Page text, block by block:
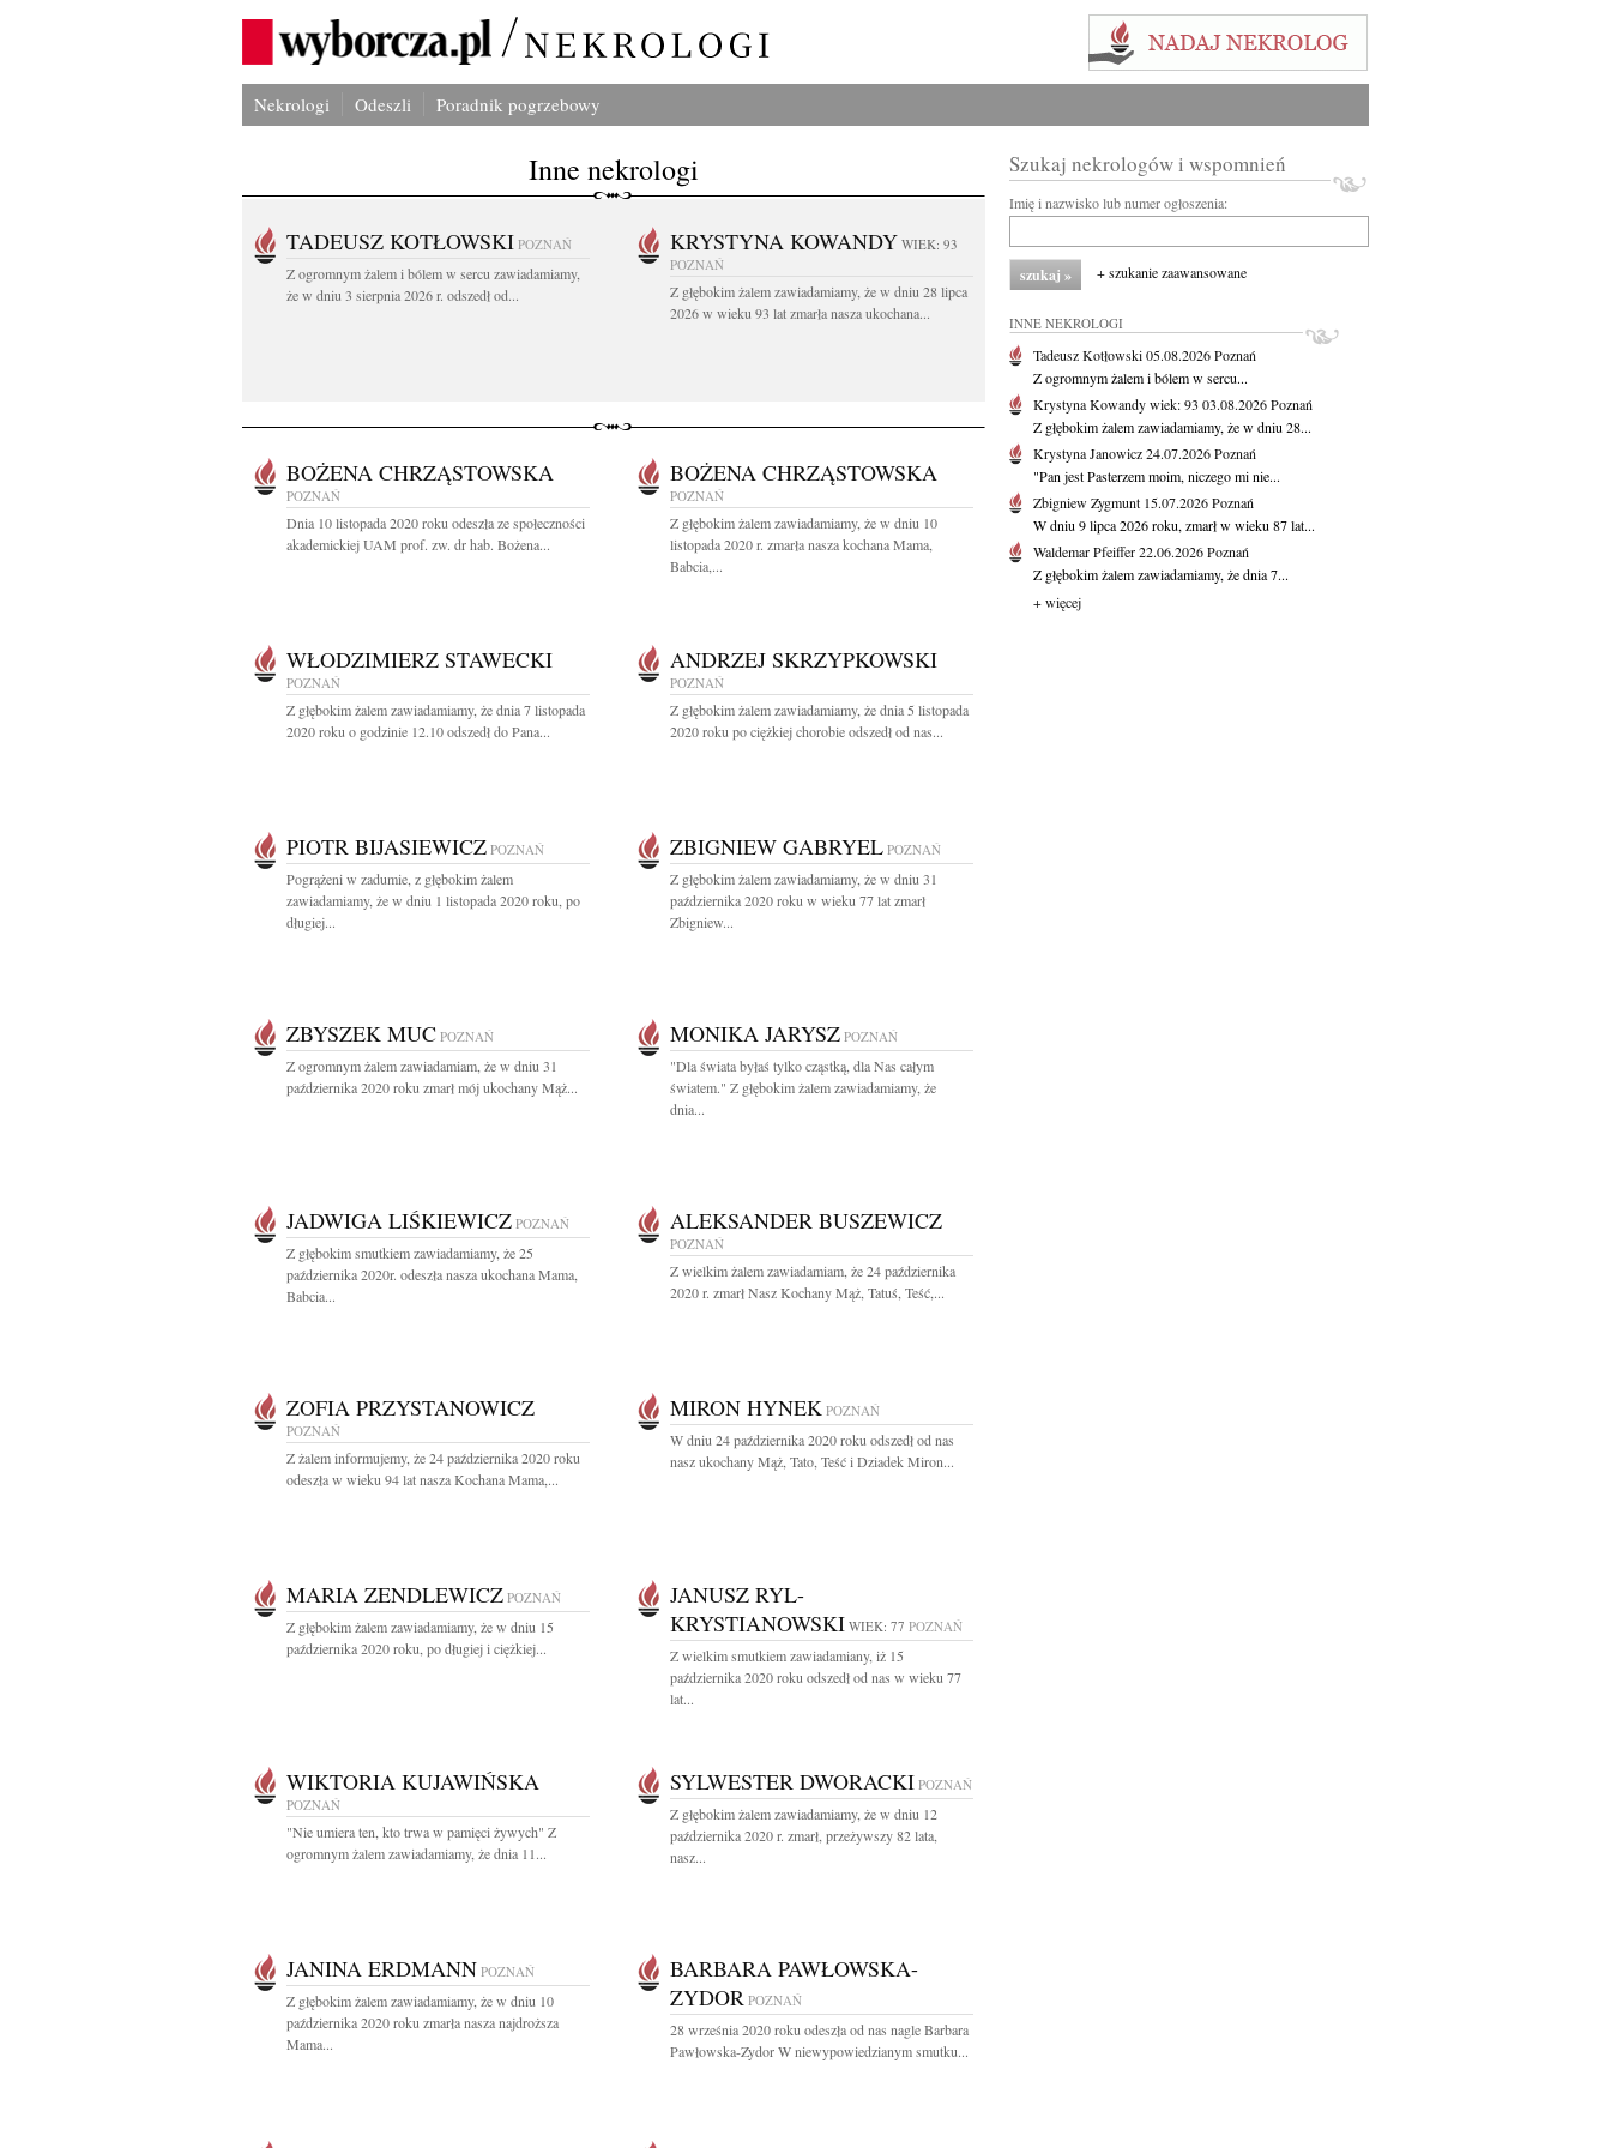
Nekrologi Odeszli Poradnik pogrzebowy
Inne nekrologi
TADEUSZ KOTŁOWSKI POZNAŃ
Z ogromnym żalem i bólem w sercu zawiadamiamy,
że w dniu 3 sierpnia 2026 r. odszedł od...
KRYSTYNA KOWANDY WIEK: 93
POZNAŃ
Z głębokim żalem zawiadamiamy, że w dniu 28 lipca
2026 w wieku 93 lat zmarła nasza ukochana...
BOŻENA CHRZĄSTOWSKA
POZNAŃ
Dnia 10 listopada 2020 roku odeszła ze społeczności
akademickiej UAM prof. zw. dr hab. Bożena...
BOŻENA CHRZĄSTOWSKA
POZNAŃ
Z głębokim żalem zawiadamiamy, że w dniu 10
listopada 2020 r. zmarła nasza kochana Mama,
Babcia,...
WŁODZIMIERZ STAWECKI
POZNAŃ
Z głębokim żalem zawiadamiamy, że dnia 7 listopada
2020 roku o godzinie 12.10 odszedł do Pana...
ANDRZEJ SKRZYPKOWSKI
POZNAŃ
Z głębokim żalem zawiadamiamy, że dnia 5 listopada
2020 roku po ciężkiej chorobie odszedł od nas...
PIOTR BIJASIEWICZ POZNAŃ
Pogrążeni w zadumie, z głębokim żalem
zawiadamiamy, że w dniu 1 listopada 2020 roku, po
długiej...
ZBIGNIEW GABRYEL POZNAŃ
Z głębokim żalem zawiadamiamy, że w dniu 31
października 2020 roku w wieku 77 lat zmarł
Zbigniew...
ZBYSZEK MUC POZNAŃ
Z ogromnym żalem zawiadamiam, że w dniu 31
października 2020 roku zmarł mój ukochany Mąż...
MONIKA JARYSZ POZNAŃ
"Dla świata byłaś tylko cząstką, dla Nas całym
światem." Z głębokim żalem zawiadamiamy, że
dnia...
JADWIGA LIŚKIEWICZ POZNAŃ
Z głębokim smutkiem zawiadamiamy, że 25
października 2020r. odeszła nasza ukochana Mama,
Babcia...
ALEKSANDER BUSZEWICZ
POZNAŃ
Z wielkim żalem zawiadamiam, że 24 października
2020 r. zmarł Nasz Kochany Mąż, Tatuś, Teść,...
ZOFIA PRZYSTANOWICZ
POZNAŃ
Z żalem informujemy, że 24 października 2020 roku
odeszła w wieku 94 lat nasza Kochana Mama,...
MIRON HYNEK POZNAŃ
W dniu 24 października 2020 roku odszedł od nas
nasz ukochany Mąż, Tato, Teść i Dziadek Miron...
MARIA ZENDLEWICZ POZNAŃ
Z głębokim żalem zawiadamiamy, że w dniu 15
października 2020 roku, po długiej i ciężkiej...
JANUSZ RYL-
KRYSTIANOWSKI WIEK: 77 POZNAŃ
Z wielkim smutkiem zawiadamiany, iż 15
października 2020 roku odszedł od nas w wieku 77
lat...
WIKTORIA KUJAWIŃSKA
POZNAŃ
"Nie umiera ten, kto trwa w pamięci żywych" Z
ogromnym żalem zawiadamiamy, że dnia 11...
SYLWESTER DWORACKI POZNAŃ
Z głębokim żalem zawiadamiamy, że w dniu 12
października 2020 r. zmarł, przeżywszy 82 lata,
nasz...
JANINA ERDMANN POZNAŃ
Z głębokim żalem zawiadamiamy, że w dniu 10
października 2020 roku zmarła nasza najdroższa
Mama...
BARBARA PAWŁOWSKA-
ZYDOR POZNAŃ
28 września 2020 roku odeszła od nas nagle Barbara
Pawłowska-Zydor W niewypowiedzianym smutku...
Szukaj nekrologów i wspomnień
Imię i nazwisko lub numer ogłoszenia:
+ szukanie zaawansowane
INNE NEKROLOGI
Tadeusz Kotłowski05.08.2026Poznań
Z ogromnym żalem i bólem w sercu...
Krystyna Kowandywiek: 93 03.08.2026Poznań
Z głębokim żalem zawiadamiamy, że w dniu 28...
Krystyna Janowicz24.07.2026Poznań
"Pan jest Pasterzem moim, niczego mi nie...
Zbigniew Zygmunt 15.07.2026Poznań
W dniu 9 lipca 2026 roku, zmarł w wieku 87 lat...
Waldemar Pfeiffer22.06.2026Poznań
Z głębokim żalem zawiadamiamy, że dnia 7...
+ więcej